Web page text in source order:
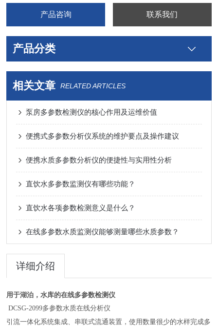
产品咨询 联系我们
产品分类
相关文章 RELATED ARTICLES
泵房多参数检测仪的核心作用及运维价值
便携式多参数分析仪系统的维护要点及操作建议
便携水质多参数分析仪的便捷性与实用性分析
直饮水多参数监测仪有哪些功能？
直饮水各项参数检测意义是什么？
在线多参数水质监测仪能够测量哪些水质参数？
详细介绍
用于湖泊，水库的在线多参数检测仪
DCSG-2099多参数水质在线分析仪
引流一体化系统集成、串联式流通装置，使用数量很少的水样完成多